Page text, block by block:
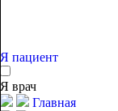
Я пациент
Я врач
Главная